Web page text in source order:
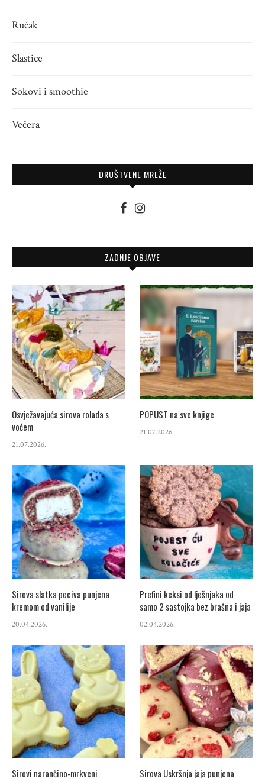
Ručak
Slastice
Sokovi i smoothie
Večera
DRUŠTVENE MREŽE
ZADNJE OBJAVE
Osvježavajuća sirova rolada s
voćem
21.07.2026.
POPUST na sve knjige
21.07.2026.
Sirova slatka peciva punjena
kremom od vanilije
20.04.2026.
Prefini keksi od lješnjaka od
samo 2 sastojka bez brašna i jaja
02.04.2026.
Sirovi narančino-mrkveni Sirova Uskršnja jaja punjena